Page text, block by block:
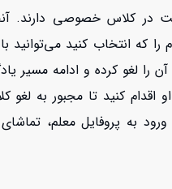
در کلاس خصوصی دارند.
که انتخاب کنید
لغو کرده و ادامه مسیر
اقدام کنید تا مجبور به
به پروفایل معلم،